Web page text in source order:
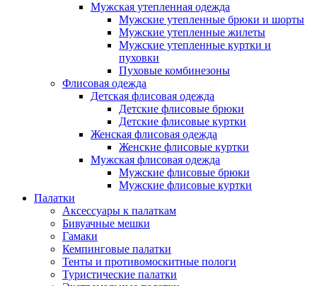
Мужская утепленная одежда
Мужские утепленные брюки и шорты
Мужские утепленные жилеты
Мужские утепленные куртки и
пуховки
Пуховые комбинезоны
Флисовая одежда
Детская флисовая одежда
Детские флисовые брюки
Детские флисовые куртки
Женская флисовая одежда
Женские флисовые куртки
Мужская флисовая одежда
Мужские флисовые брюки
Мужские флисовые куртки
Палатки
Аксессуары к палаткам
Бивуачные мешки
Гамаки
Кемпинговые палатки
Тенты и противомоскитные пологи
Туристические палатки